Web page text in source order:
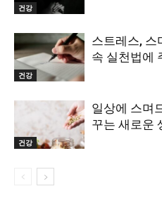
건강
건강
스트레스,
속 실천법에
건강
일상에 스며
꾸는 새로운